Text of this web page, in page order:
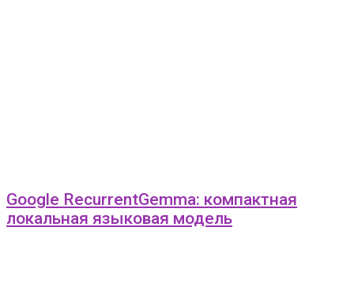
Google RecurrentGemma: компактная
локальная языковая модель